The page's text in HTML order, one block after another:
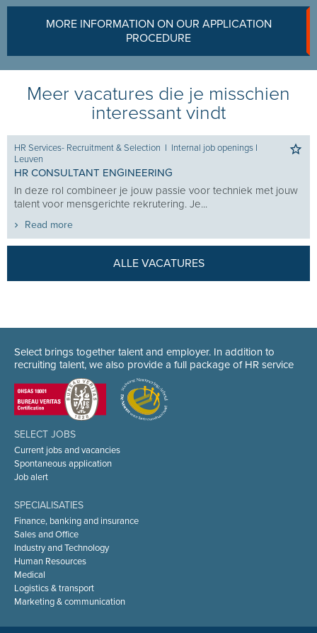
MORE INFORMATION ON OUR APPLICATION
PROCEDURE
Meer vacatures die je misschien
interessant vindt
HR Services- Recruitment & Selection I Internal job openings I
Leuven
HR CONSULTANT ENGINEERING
In deze rol combineer je jouw passie voor techniek met jouw
talent voor mensgerichte rekrutering. Je...
Read more
ALLE VACATURES
Select brings together talent and employer. In addition to
recruiting talent, we also provide a full package of HR service
SELECT JOBS
Current jobs and vacancies
Spontaneous application
Job alert
SPECIALISATIES
Finance, banking and insurance
Sales and Office
Industry and Technology
Human Resources
Medical
Logistics & transport
Marketing & communication